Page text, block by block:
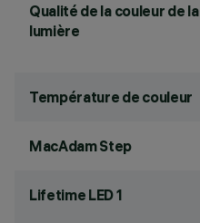
Qualité de la couleur de la
lumière
Température de couleur
MacAdam Step
Lifetime LED 1